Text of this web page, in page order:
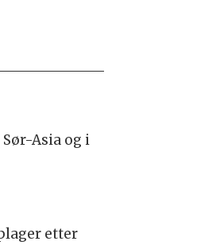
Asia og i
etter